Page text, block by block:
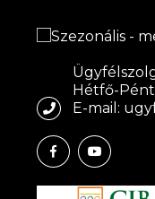
Hétfő-
E-mail: